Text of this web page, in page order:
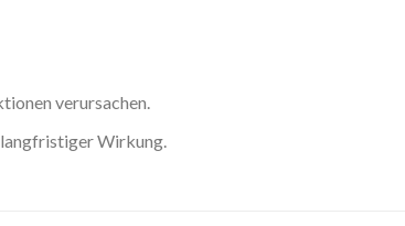
verursachen.
langfristiger Wirkung.